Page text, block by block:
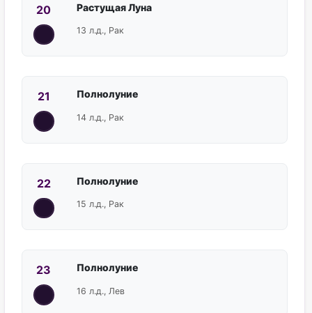
20 Растущая Луна
13 л.д., Рак
21 Полнолуние
14 л.д., Рак
22 Полнолуние
15 л.д., Рак
23 Полнолуние
16 л.д., Лев